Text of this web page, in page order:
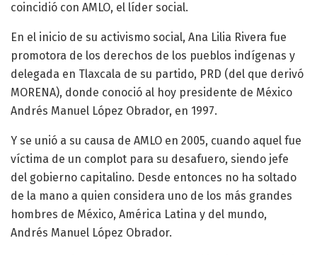
coincidió con AMLO, el líder social.
En el inicio de su activismo social, Ana Lilia Rivera fue
promotora de los derechos de los pueblos indígenas y
delegada en Tlaxcala de su partido, PRD (del que derivó
MORENA), donde conoció al hoy presidente de México
Andrés Manuel López Obrador, en 1997.
Y se unió a su causa de AMLO en 2005, cuando aquel fue
víctima de un complot para su desafuero, siendo jefe
del gobierno capitalino. Desde entonces no ha soltado
de la mano a quien considera uno de los más grandes
hombres de México, América Latina y del mundo,
Andrés Manuel López Obrador.